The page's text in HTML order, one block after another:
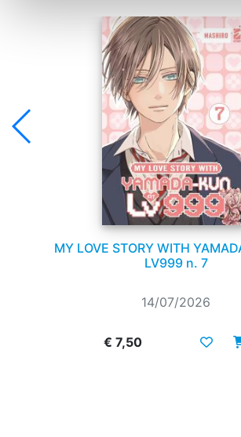
MY LOVE STORY WITH
LV999 n. 7
14/07/2026
€ 7,50